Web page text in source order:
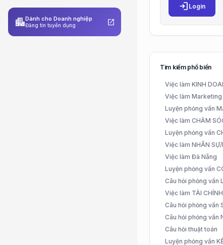
apartmentDành cho Doanh nghiệp
Đăng tin tuyển dụng open_in_new
login Login
Tìm kiếm phổ biến
Việc làm KINH
Việc làm Marketing
Luyện phỏng vấn
Việc làm CHĂM
Luyện phỏng vấn
Việc làm NHÂN
Việc làm Đà Nẵng
Luyện phỏng vấn
Câu hỏi phỏng vấn
Việc làm TÀI
Câu hỏi phỏng vấn
Câu hỏi phỏng vấn
Câu hỏi thuật toán
Luyện phỏng vấn